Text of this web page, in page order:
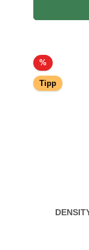
%Rabatt
Tipp